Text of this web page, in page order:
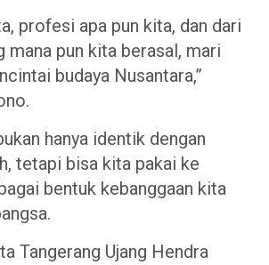
profesi apa pun kita, dan dari
mana pun kita berasal, mari
budaya Nusantara,”
hanya identik dengan
tetapi bisa kita pakai ke
bentuk kebanggaan kita
Tangerang Ujang Hendra